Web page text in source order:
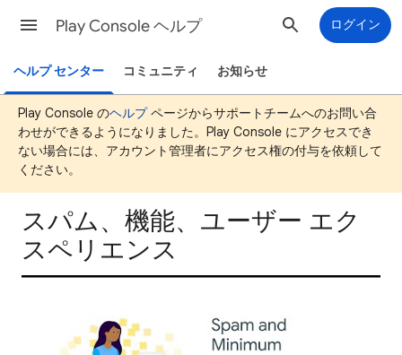
Play Console ヘルプ ログイン
ヘルプ センター コミュニティ お知らせ
Play Console のヘルプページからサポートチームへのお問い合
わせができるようになりました。Play Console にアクセスでき
ない場合には、アカウント管理者にアクセス権の付与を依頼して
ください。
スパム、機能、ユーザー エク
スペリエンス